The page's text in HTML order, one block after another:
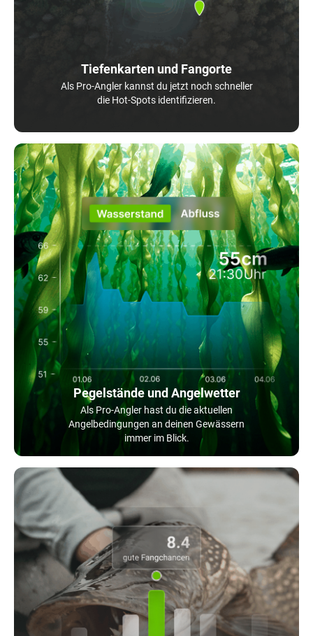
Tiefenkarten und Fangorte
Als Pro-Angler kannst du jetzt noch schneller
die Hot-Spots identifizieren.
Pegelstände und Angelwetter
Als Pro-Angler hast du die aktuellen
Angelbedingungen an deinen Gewässern
immer im Blick.